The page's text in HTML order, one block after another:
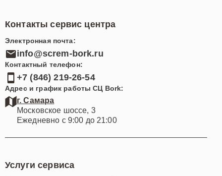
Контакты сервис центра
Электронная почта:
info@screm-bork.ru
Контактный телефон:
+7 (846) 219-26-54
Адрес и график работы СЦ Bork:
г. Самара
Московское шоссе, 3
Ежедневно с 9:00 до 21:00
Услуги сервиса